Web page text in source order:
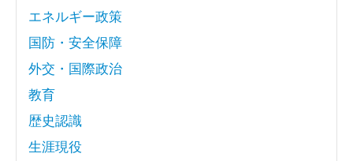
エネルギー政策
国防・安全保障
外交・国際政治
教育
歴史認識
生涯現役